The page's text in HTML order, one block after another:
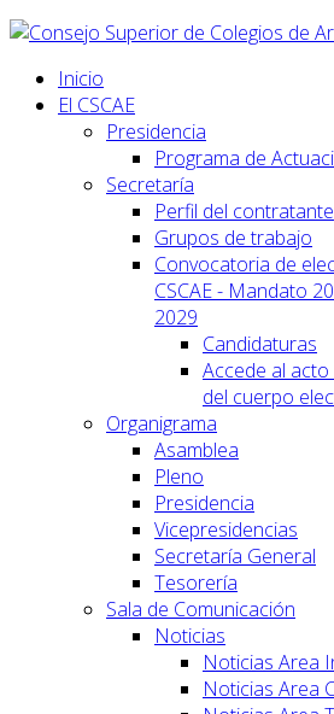
Inicio
El CSCAE
Presidencia
Programa de
Secretaría
Perfil del contratante
Grupos de trabajo
Convocatoria de
CSCAE - Mandato
2029
Candidaturas
Accede al
del cuerpo
Organigrama
Asamblea
Pleno
Presidencia
Vicepresidencias
Secretaría General
Tesorería
Sala de Comunicación
Noticias
Noticias Area
Noticias Area